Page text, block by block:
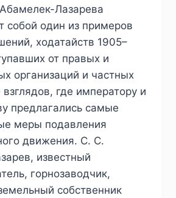
Лазарева
собой один из примеров
ходатайств 1905–
от правых и
организаций и частных
где императору и
предлагались самые
меры подавления
движения. С. С.
известный
горнозаводчик,
собственник